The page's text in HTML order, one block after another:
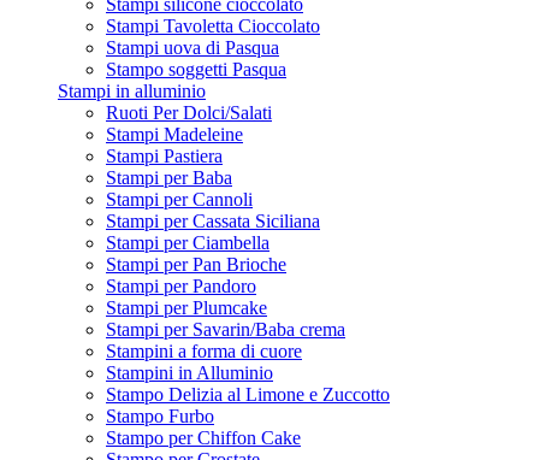
Stampi silicone cioccolato
Stampi Tavoletta Cioccolato
Stampi uova di Pasqua
Stampo soggetti Pasqua
Stampi in alluminio
Ruoti Per Dolci/Salati
Stampi Madeleine
Stampi Pastiera
Stampi per Baba
Stampi per Cannoli
Stampi per Cassata Siciliana
Stampi per Ciambella
Stampi per Pan Brioche
Stampi per Pandoro
Stampi per Plumcake
Stampi per Savarin/Baba crema
Stampini a forma di cuore
Stampini in Alluminio
Stampo Delizia al Limone e Zuccotto
Stampo Furbo
Stampo per Chiffon Cake